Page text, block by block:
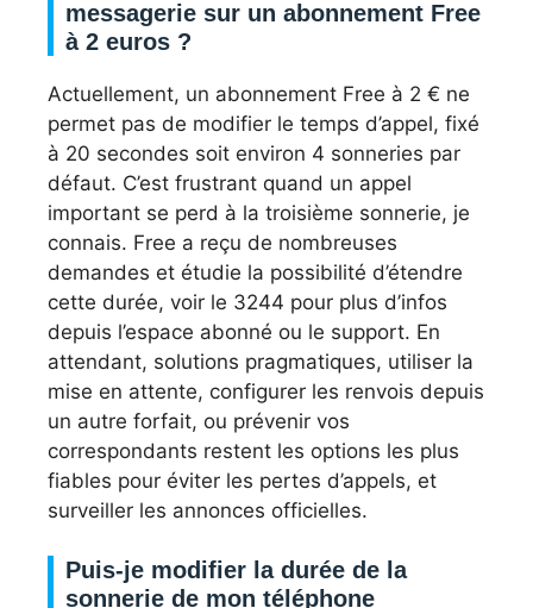
messagerie sur un abonnement Free
à 2 euros ?
Actuellement, un abonnement Free à 2 € ne
permet pas de modifier le temps d’appel, fixé
à 20 secondes soit environ 4 sonneries par
défaut. C’est frustrant quand un appel
important se perd à la troisième sonnerie, je
connais. Free a reçu de nombreuses
demandes et étudie la possibilité d’étendre
cette durée, voir le 3244 pour plus d’infos
depuis l’espace abonné ou le support. En
attendant, solutions pragmatiques, utiliser la
mise en attente, configurer les renvois depuis
un autre forfait, ou prévenir vos
correspondants restent les options les plus
fiables pour éviter les pertes d’appels, et
surveiller les annonces officielles.
Puis-je modifier la durée de la
sonnerie de mon téléphone